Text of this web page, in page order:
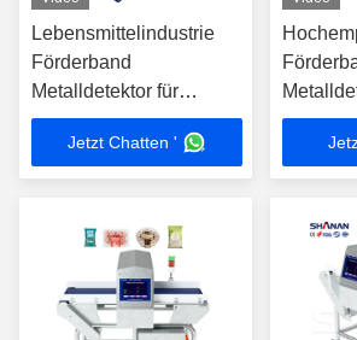
Lebensmittelindustrie
Förderband
Metalldetektor für
Fleisch, Meeresfrüchte,
Gemüse, Obst mit
Auswurf
Jetzt Chatten '